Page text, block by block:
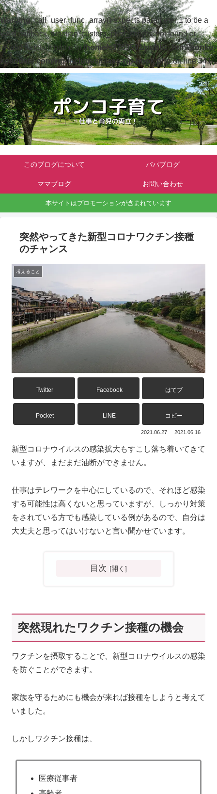
Warning: call_user_func_array() expects parameter 1 to be a
valid callback, function 'custom_print_scripts' not found or
invalid function name in/home/c3763501/public_html/ponko-
kosodate.com/wp-includes/class-wp-hook.phpon line341
このブログについて パパブログ
ママブログ お問い合わせ
本サイトはプロモーションが含まれています
突然やってきた新型コロナワクチン接種
のチャンス
考えること
Twitter Facebook はてブ
Pocket LINE コピー
2021.06.27 2021.06.16
新型コロナウイルスの感染拡大もすこし落ち着いてきて
いますが、まだまだ油断ができません。
仕事はテレワークを中心にしているので、それほど感染
する可能性は高くないと思っていますが、しっかり対策
をされている方でも感染している例があるので、自分は
大丈夫と思ってはいけないと言い聞かせています。
目次
突然現れたワクチン接種の機会
ワクチンを摂取することで、新型コロナウイルスの感染
を防ぐことができます。
家族を守るためにも機会が来れば接種をしようと考えて
いました。
しかしワクチン接種は、
医療従事者